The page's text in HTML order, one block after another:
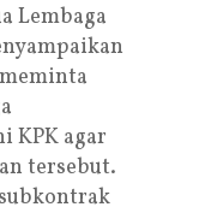
Lembaga
KPK agar
tersebut.